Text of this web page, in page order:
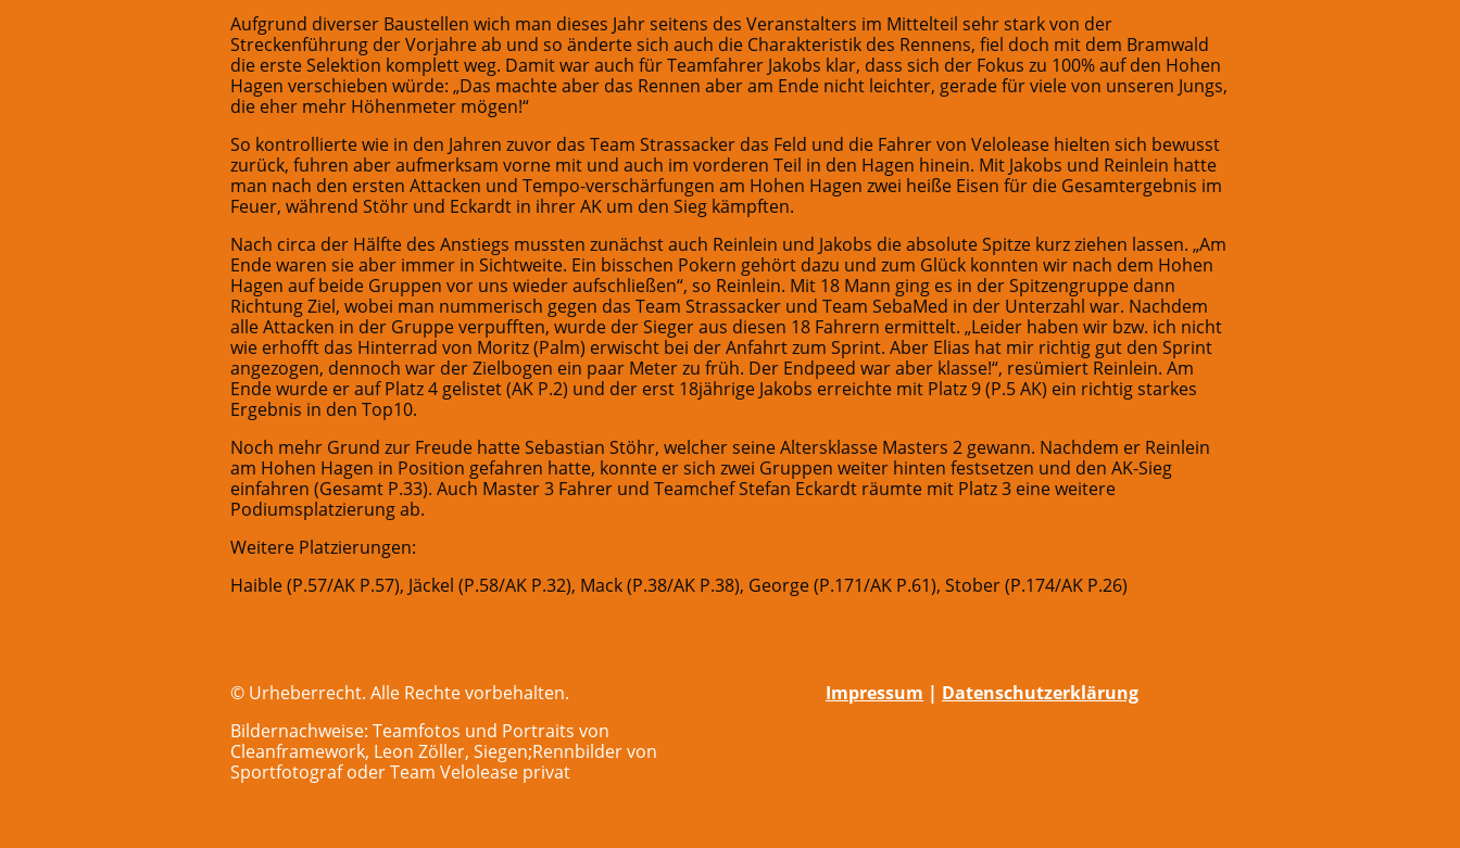
Aufgrund diverser Baustellen wich man dieses Jahr seitens des Veranstalters im Mittelteil sehr stark von der
Streckenführung der Vorjahre ab und so änderte sich auch die Charakteristik des Rennens, fiel doch mit dem Bramwald
die erste Selektion komplett weg. Damit war auch für Teamfahrer Jakobs klar, dass sich der Fokus zu 100% auf den Hohen
Hagen verschieben würde: „Das machte aber das Rennen aber am Ende nicht leichter, gerade für viele von unseren Jungs,
die eher mehr Höhenmeter mögen!“
So kontrollierte wie in den Jahren zuvor das Team Strassacker das Feld und die Fahrer von Velolease hielten sich bewusst
zurück, fuhren aber aufmerksam vorne mit und auch im vorderen Teil in den Hagen hinein. Mit Jakobs und Reinlein hatte
man nach den ersten Attacken und Tempo-verschärfungen am Hohen Hagen zwei heiße Eisen für die Gesamtergebnis im
Feuer, während Stöhr und Eckardt in ihrer AK um den Sieg kämpften.
Nach circa der Hälfte des Anstiegs mussten zunächst auch Reinlein und Jakobs die absolute Spitze kurz ziehen lassen. „Am
Ende waren sie aber immer in Sichtweite. Ein bisschen Pokern gehört dazu und zum Glück konnten wir nach dem Hohen
Hagen auf beide Gruppen vor uns wieder aufschließen“, so Reinlein. Mit 18 Mann ging es in der Spitzengruppe dann
Richtung Ziel, wobei man nummerisch gegen das Team Strassacker und Team SebaMed in der Unterzahl war. Nachdem
alle Attacken in der Gruppe verpufften, wurde der Sieger aus diesen 18 Fahrern ermittelt. „Leider haben wir bzw. ich nicht
wie erhofft das Hinterrad von Moritz (Palm) erwischt bei der Anfahrt zum Sprint. Aber Elias hat mir richtig gut den Sprint
angezogen, dennoch war der Zielbogen ein paar Meter zu früh. Der Endpeed war aber klasse!“, resümiert Reinlein. Am
Ende wurde er auf Platz 4 gelistet (AK P.2) und der erst 18jährige Jakobs erreichte mit Platz 9 (P.5 AK) ein richtig starkes
Ergebnis in den Top10.
Noch mehr Grund zur Freude hatte Sebastian Stöhr, welcher seine Altersklasse Masters 2 gewann. Nachdem er Reinlein
am Hohen Hagen in Position gefahren hatte, konnte er sich zwei Gruppen weiter hinten festsetzen und den AK-Sieg
einfahren (Gesamt P.33). Auch Master 3 Fahrer und Teamchef Stefan Eckardt räumte mit Platz 3 eine weitere
Podiumsplatzierung ab.
Weitere Platzierungen:
Haible (P.57/AK P.57), Jäckel (P.58/AK P.32), Mack (P.38/AK P.38), George (P.171/AK P.61), Stober (P.174/AK P.26)
© Urheberrecht. Alle Rechte vorbehalten.
Bildernachweise: Teamfotos und Portraits von
Cleanframework, Leon Zöller, Siegen;Rennbilder von
Sportfotograf oder Team Velolease privat
Impressum | Datenschutzerklärung